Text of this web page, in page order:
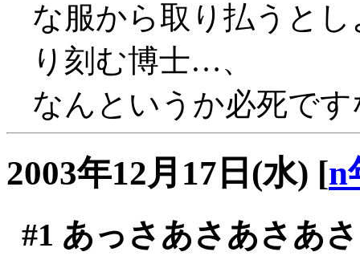
な服から取り払うと
り刻む博士…、
なんというか必死で
2003年12月17日(水) [n
#1 あっさあさあさあ